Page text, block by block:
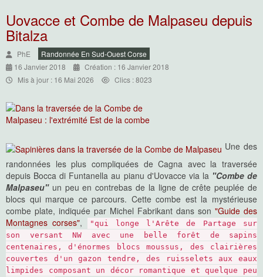
Uovacce et Combe de Malpaseu depuis
Bitalza
PhE
Randonnée En Sud-Ouest Corse
16 Janvier 2018
Création : 16 Janvier 2018
Mis à jour : 16 Mai 2026
Clics : 8023
Une des
randonnées les plus compliquées de Cagna avec la traversée
depuis Bocca di Funtanella au pianu d'Uovacce via la "Combe de
Malpaseu"un peu en contrebas de la ligne de crête peuplée de
blocs qui marque ce parcours. Cette combe est la mystérieuse
combe plate, indiquée par Michel Fabrikant dans son "Guide des
Montagnes corses",
"qui longe l'Arête de Partage sur
son versant NW avec une belle forêt de sapins
centenaires, d'énormes blocs moussus, des clairières
couvertes d'un gazon tendre, des ruisselets aux eaux
limpides composant un décor romantique et quelque peu